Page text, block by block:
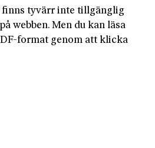
tyvärr inte tillgänglig
webben. Men du kan läsa
format genom att klicka